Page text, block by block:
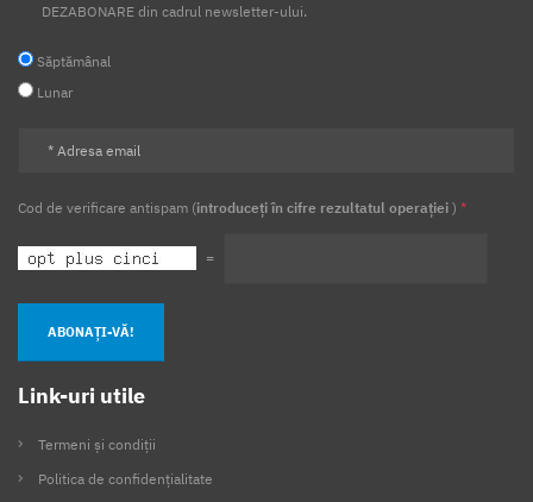
DEZABONARE din cadrul newsletter-ului.
Săptămânal
Lunar
Cod de verificare antispam (introduceți în cifre rezultatul operației ) *
=
ABONAȚI-VĂ!
Link-uri utile
Termeni și condiții
Politica de confidențialitate